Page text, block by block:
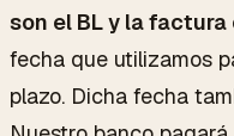
son el BL y la
fecha que utilizamos
plazo. Dicha fecha